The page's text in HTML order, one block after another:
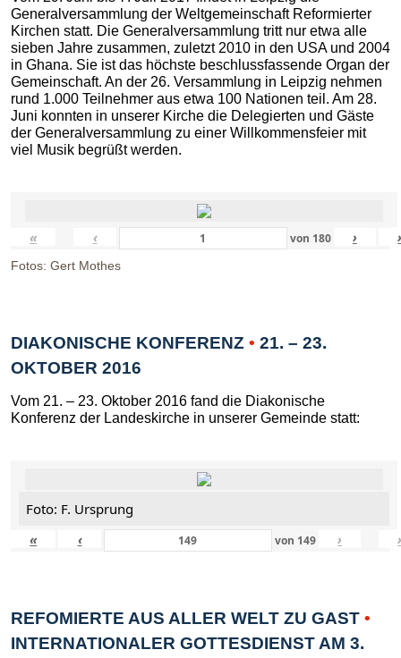
Generalversammlung der Weltgemeinschaft Reformierter
Kirchen statt. Die Generalversammlung tritt nur etwa alle
sieben Jahre zusammen, zuletzt 2010 in den USA und 2004
in Ghana. Sie ist das höchste beschlussfassende Organ der
Gemeinschaft. An der 26. Versammlung in Leipzig nehmen
rund 1.000 Teilnehmer aus etwa 100 Nationen teil. Am 28.
Juni konnten in unserer Kirche die Delegierten und Gäste
der Generalversammlung zu einer Willkommensfeier mit
viel Musik begrüßt werden.
« ‹ von 180 ›
Fotos: Gert Mothes
DIAKONISCHE KONFERENZ • 21. – 23.
OKTOBER 2016
Vom 21. – 23. Oktober 2016 fand die Diakonische
Konferenz der Landeskirche in unserer Gemeinde statt:
Foto: F. Ursprung
«
‹ von 149 ›
REFOMIERTE AUS ALLER WELT ZU GAST •
INTERNATIONALER GOTTESDIENST AM 3.